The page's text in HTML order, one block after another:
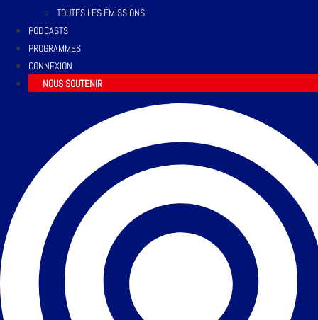
TOUTES LES ÉMISSIONS
PODCASTS
PROGRAMMES
CONNEXION
NOUS SOUTENIR